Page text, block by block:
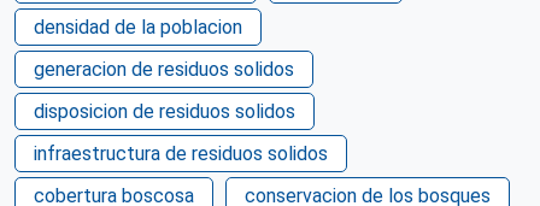
densidad de la poblacion
generacion de residuos solidos
disposicion de residuos solidos
infraestructura de residuos solidos
cobertura boscosa
conservacion de los bosques